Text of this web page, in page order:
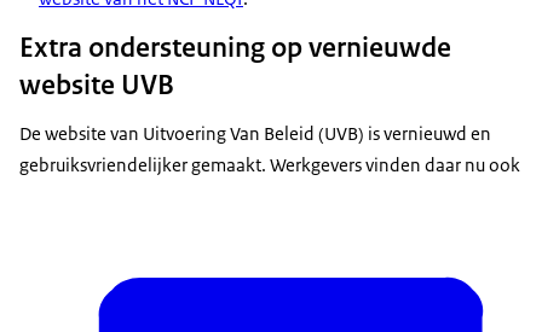
Extra ondersteuning op vernieuwde
website UVB
De website van Uitvoering Van Beleid (UVB) is vernieuwd en
gebruiksvriendelijker gemaakt. Werkgevers vinden daar nu ook